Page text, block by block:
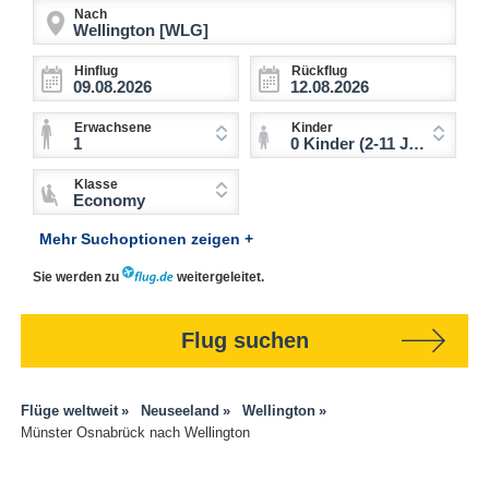
Nach
Hinflug Rückflug
Erwachsene
1
Kinder
0 Kinder (2-11 Jahre)
Klasse
Economy
Mehr Suchoptionen zeigen +
Sie werden zu weitergeleitet.
Flug suchen
Flüge weltweit Neuseeland
Wellington
Münster Osnabrück nach Wellington